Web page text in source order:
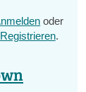
oder
Registrieren.